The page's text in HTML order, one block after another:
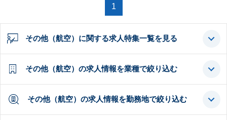
1
その他（航空）に関する求人特集一覧を見る
その他（航空）の求人情報を業種で絞り込む
その他（航空）の求人情報を勤務地で絞り込む